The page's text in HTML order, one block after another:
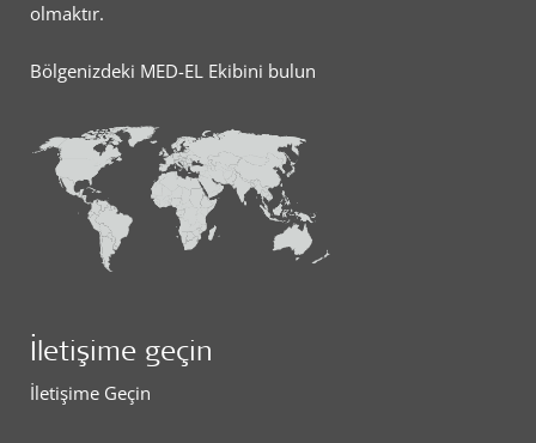
olmaktır.
Bölgenizdeki MED-EL Ekibini bulun
İletişime geçin
İletişime Geçin